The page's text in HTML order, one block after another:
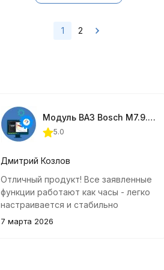
1 2
Модуль ВАЗ Bosch M7.9.7(+) №2 для MasterEditPro
5.0
Дмитрий Козлов
Отличный продукт! Все заявленные
функции работают как часы - легко
настраивается и стабильно
функционирует. Особенно
7 марта 2026